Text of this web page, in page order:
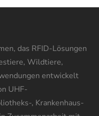
das RFID-Lösungen
Wildtiere,
entwickelt
UHF-
, Krankenhaus-